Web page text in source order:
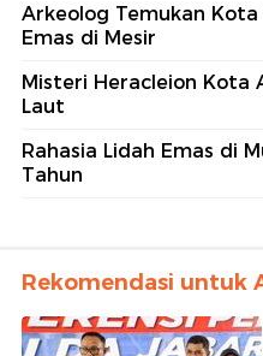
Arkeolog Temukan
Emas di Mesir
Misteri Heracleion Kota
Laut
Rahasia Lidah Emas di
Tahun
Rekomendasi untuk